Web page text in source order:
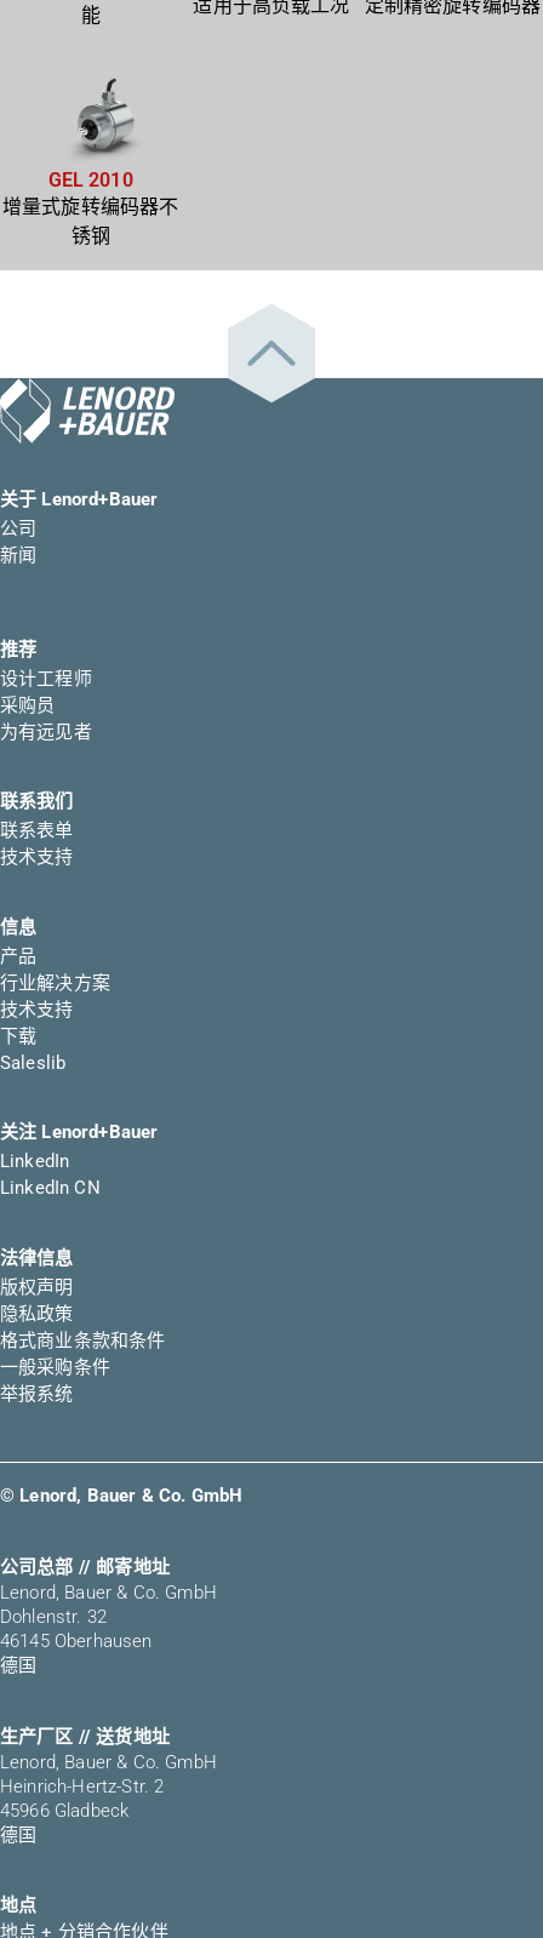
能
适用于高负载工况
定制精密旋转编码器
GEL 2010
增量式旋转编码器不
锈钢
关于 Lenord+Bauer
公司
新闻
推荐
设计工程师
采购员
为有远见者
联系我们
联系表单
技术支持
信息
产品
行业解决方案
技术支持
下载
Saleslib
关注 Lenord+Bauer
LinkedIn
LinkedIn CN
法律信息
版权声明
隐私政策
格式商业条款和条件
一般采购条件
举报系统
© Lenord, Bauer & Co. GmbH
公司总部 // 邮寄地址
Lenord, Bauer & Co. GmbH
Dohlenstr. 32
46145 Oberhausen
德国
生产厂区 // 送货地址
Lenord, Bauer & Co. GmbH
Heinrich-Hertz-Str. 2
45966 Gladbeck
德国
地点
地点 + 分销合作伙伴